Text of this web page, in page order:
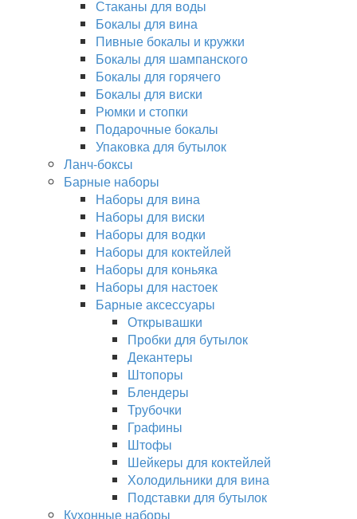
Стаканы для воды
Бокалы для вина
Пивные бокалы и кружки
Бокалы для шампанского
Бокалы для горячего
Бокалы для виски
Рюмки и стопки
Подарочные бокалы
Упаковка для бутылок
Ланч-боксы
Барные наборы
Наборы для вина
Наборы для виски
Наборы для водки
Наборы для коктейлей
Наборы для коньяка
Наборы для настоек
Барные аксессуары
Открывашки
Пробки для бутылок
Декантеры
Штопоры
Блендеры
Трубочки
Графины
Штофы
Шейкеры для коктейлей
Холодильники для вина
Подставки для бутылок
Кухонные наборы